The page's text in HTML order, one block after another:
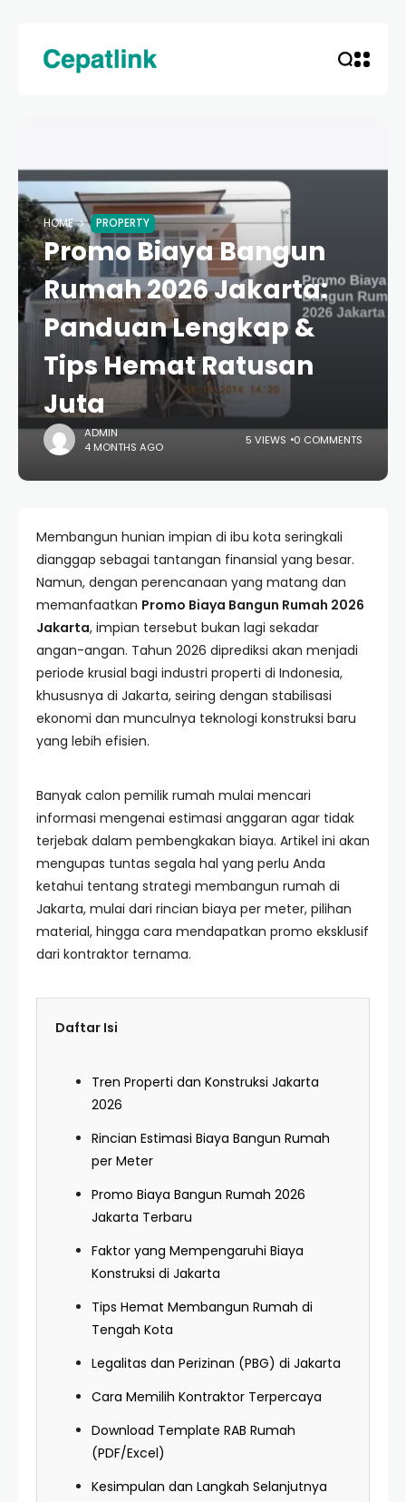
HOME PROPERTY
Promo Biaya Bangun
Rumah 2026 Jakarta:
Panduan Lengkap &
Tips Hemat Ratusan
Juta
ADMIN
4 MONTHS AGO
5 VIEWS 0 COMMENTS
Membangun hunian impian di ibu kota seringkali
dianggap sebagai tantangan finansial yang besar.
Namun, dengan perencanaan yang matang dan
memanfaatkan Promo Biaya Bangun Rumah 2026
Jakarta, impian tersebut bukan lagi sekadar
angan-angan. Tahun 2026 diprediksi akan menjadi
periode krusial bagi industri properti di Indonesia,
khususnya di Jakarta, seiring dengan stabilisasi
ekonomi dan munculnya teknologi konstruksi baru
yang lebih efisien.
Banyak calon pemilik rumah mulai mencari
informasi mengenai estimasi anggaran agar tidak
terjebak dalam pembengkakan biaya. Artikel ini akan
mengupas tuntas segala hal yang perlu Anda
ketahui tentang strategi membangun rumah di
Jakarta, mulai dari rincian biaya per meter, pilihan
material, hingga cara mendapatkan promo eksklusif
dari kontraktor ternama.
Daftar Isi
Tren Properti dan Konstruksi Jakarta
2026
Rincian Estimasi Biaya Bangun Rumah
per Meter
Promo Biaya Bangun Rumah 2026
Jakarta Terbaru
Faktor yang Mempengaruhi Biaya
Konstruksi di Jakarta
Tips Hemat Membangun Rumah di
Tengah Kota
Legalitas dan Perizinan (PBG) di Jakarta
Cara Memilih Kontraktor Terpercaya
Download Template RAB Rumah
(PDF/Excel)
Kesimpulan dan Langkah Selanjutnya